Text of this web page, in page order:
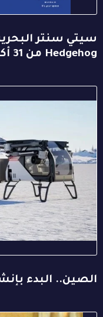
Hedgehog من 31 أكتوبر ولغاية 9 نوفمبر
الصين.. البدء